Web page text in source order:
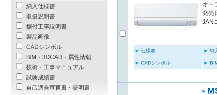
オー
発売
JAN
仕様表 納
CADシンボル
納入仕様書
取扱説明書
据付工事説明書
製品画像
CADシンボル
BIM・3DCAD・属性情報
技術・工事マニュアル
試験成績書
自己適合宣言書・証明書